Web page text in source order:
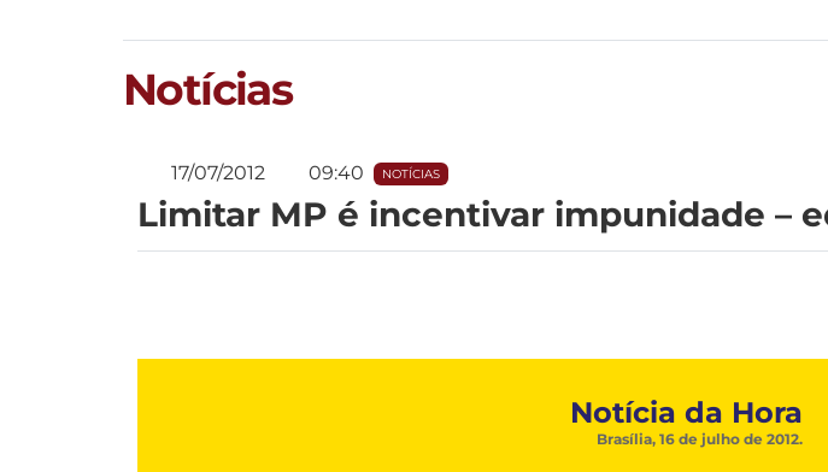
Notícias
17/07/2012 09:40 NOTÍCIAS
Limitar MP é incentivar impunidade –
Notícia da Hora
Brasília, 16 de julho de 2012.